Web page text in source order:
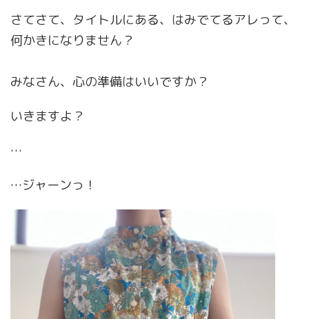
さてさて、タイトルにある、はみでてるアレって、
何かきになりません？
みなさん、心の準備はいいですか？
いきますよ？
…
…ジャーンっ！